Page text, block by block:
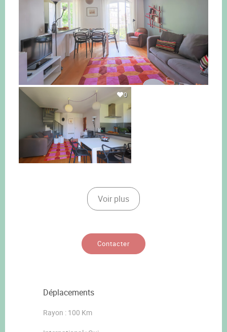
0
Voir plus
Contacter
Déplacements
Rayon : 100 Km